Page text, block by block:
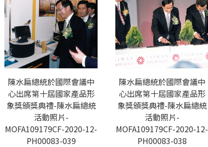
陳水扁總統於國際會議中
心出席第十屆國家產品形
象獎頒獎典禮-陳水扁總統
活動照片-
MOFA109179CF-2020-12-
PH00083-039
陳水扁總統於國際會議中
心出席第十屆國家產品形
象獎頒獎典禮-陳水扁總統
活動照片-
MOFA109179CF-2020-12-
PH00083-038